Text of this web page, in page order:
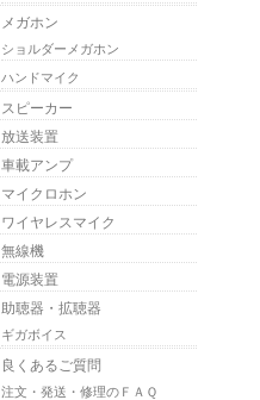
メガホン
ショルダーメガホン
ハンドマイク
スピーカー
放送装置
車載アンプ
マイクロホン
ワイヤレスマイク
無線機
電源装置
助聴器・拡聴器
ギガボイス
良くあるご質問
注文・発送・修理のＦＡＱ